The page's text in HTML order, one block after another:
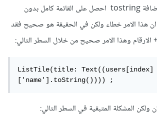
النصوص ولو قمت بإضافة tostring احصل على القائمة كامل بدون
هذا الامر خطاء ولكن في الحقيقة هو صحيح فقد
وهذا الامر صحيح من خلال السطر التالي:
ListTile(title: Text((users[index]
['name'].toString()))) ;
المشكلة المتبقية في السطر التالي: